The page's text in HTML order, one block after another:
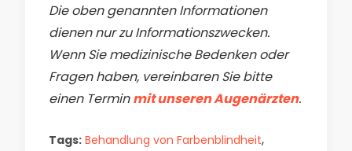
Die oben genannten Informationen
dienen nur zu Informationszwecken.
Wenn Sie medizinische Bedenken oder
Fragen haben, vereinbaren Sie bitte
einen Terminmit unseren Augenärzten.
Tags: Behandlung von Farbenblindheit,